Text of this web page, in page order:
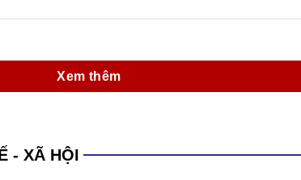
Xem thêm
- XÃ HỘI